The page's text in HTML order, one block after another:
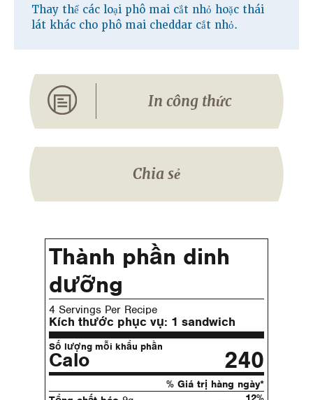
Thay thế các loại phô mai cắt nhỏ hoặc thái
lát khác cho phô mai cheddar cắt nhỏ.
In công thức
Chia sẻ
Thành phần dinh
dưỡng
4 Servings Per Recipe
Kích thước phục vụ: 1 sandwich
Số lượng mỗi khẩu phần
Calo 240
% Giá trị hàng ngày*